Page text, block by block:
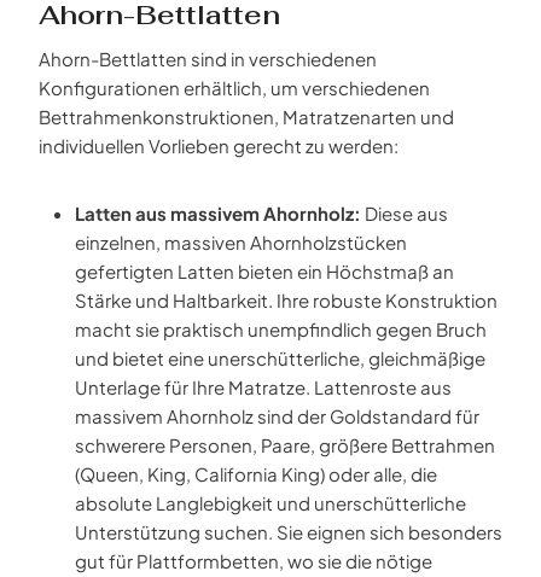
Ahorn-Bettlatten
Ahorn-Bettlatten sind in verschiedenen
Konfigurationen erhältlich, um verschiedenen
Bettrahmenkonstruktionen, Matratzenarten und
individuellen Vorlieben gerecht zu werden:
Latten aus massivem Ahornholz: Diese aus
einzelnen, massiven Ahornholzstücken
gefertigten Latten bieten ein Höchstmaß an
Stärke und Haltbarkeit. Ihre robuste Konstruktion
macht sie praktisch unempfindlich gegen Bruch
und bietet eine unerschütterliche, gleichmäßige
Unterlage für Ihre Matratze. Lattenroste aus
massivem Ahornholz sind der Goldstandard für
schwerere Personen, Paare, größere Bettrahmen
(Queen, King, California King) oder alle, die
absolute Langlebigkeit und unerschütterliche
Unterstützung suchen. Sie eignen sich besonders
gut für Plattformbetten, wo sie die nötige